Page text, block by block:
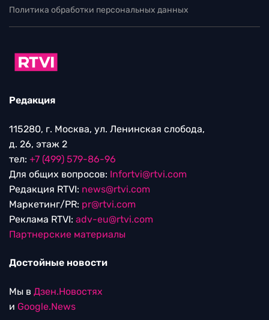
Политика обработки персональных данных
Редакция
115280, г. Москва, ул. Ленинская слобода,
д. 26, этаж 2
тел: +7 (499) 579-86-96
Для общих вопросов: Infortvi@rtvi.com
Редакция RTVI: news@rtvi.com
Маркетинг/PR: pr@rtvi.com
Реклама RTVI: adv-eu@rtvi.com
Партнерские материалы
Достойные новости
Мы в Дзен.Новостях
и Google.News